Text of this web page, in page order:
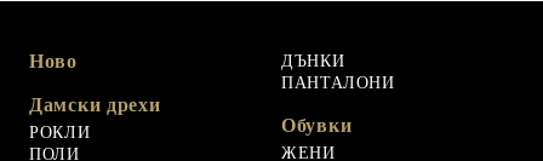
Ново
Дамски дрехи
РОКЛИ
ПОЛИ
ДЪНКИ
ПАНТАЛОНИ
Обувки
ЖЕНИ